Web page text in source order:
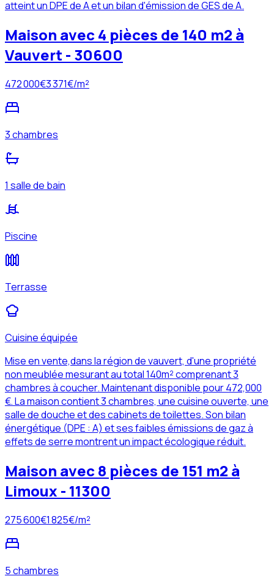
atteint un DPE de A et un bilan d'émission de GES de A.
Maison avec 4 pièces de 140 m2 à
Vauvert - 30600
472 000€3 371€/m²
3 chambres
1 salle de bain
Piscine
Terrasse
Cuisine équipée
Mise en vente,dans la région de vauvert, d'une propriété
non meublée mesurant au total 140m² comprenant 3
chambres à coucher. Maintenant disponible pour 472,000
€. La maison contient 3 chambres, une cuisine ouverte, une
salle de douche et des cabinets de toilettes. Son bilan
énergétique (DPE : A) et ses faibles émissions de gaz à
effets de serre montrent un impact écologique réduit.
Maison avec 8 pièces de 151 m2 à
Limoux - 11300
275 600€1 825€/m²
5 chambres